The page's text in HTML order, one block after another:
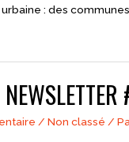
: des
/Non classé /